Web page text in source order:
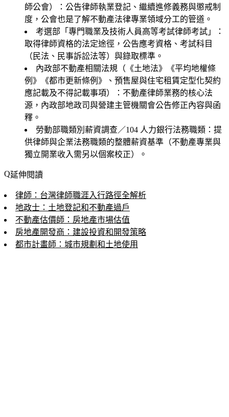
師公會）
：公告律師執業登記、繼續進修義務與懲戒制
度，公會也是了解不動產法律專業領域分工的管道。
考選部「專門職業及技術人員高等考試律師考試」
：
取得律師資格的法定途徑，公告應考資格、考試科目
（民法、民事訴訟法等）與錄取標準。
內政部不動產相關法規（《土地法》《平均地權條
例》《都市更新條例》、預售屋與住宅租賃定型化契約
應記載及不得記載事項）
：不動產律師業務的核心法
源，內政部地政司與營建主管機關會公告修正內容與函
釋。
勞動部職類別薪資調查／104 人力銀行法務職類 ：提
供律師與企業法務職類的整體薪資基準（不動產專業與
獨立開業收入需另以個案校正）。
延伸閱讀
律師：台灣律師職涯入行路徑全解析
地政士：土地登記和不動產過戶
不動產估價師：房地產市場估值
房地產開發商：建設投資和開發策略
都市計畫師：城市規劃和土地使用